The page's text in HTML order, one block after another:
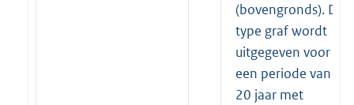
(bovengronds). Dit
type graf wordt
uitgegeven voor
een periode van
20 jaar met